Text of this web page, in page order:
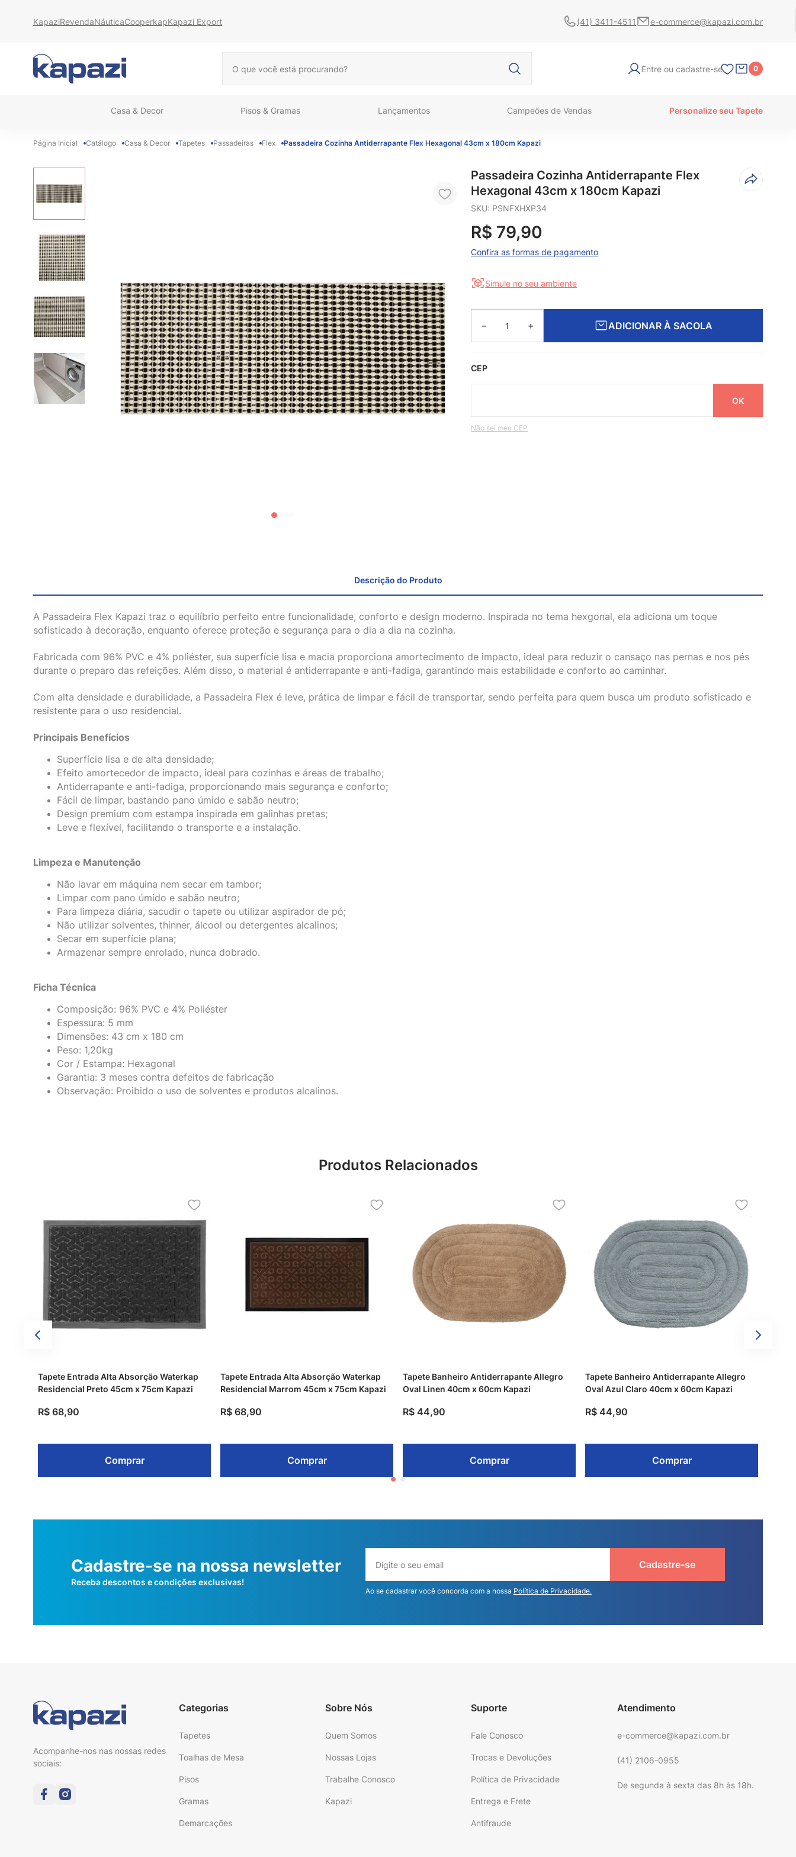
KapaziRevendaNáuticaCooperkapKapazi Export (41) 3411-4511 e-commerce@kapazi.com.br
Entre ou cadastre-se 0
Casa & Decor Pisos & Gramas Lançamentos Campeões de Vendas Personalize seu Tapete
Catálogo Casa & Decor Tapetes Passadeiras Flex Passadeira Cozinha Antiderrapante Flex Hexagonal 43cm x 180cm Kapazi
Passadeira Cozinha Antiderrapante Flex
Hexagonal 43cm x 180cm Kapazi
SKU: PSNFXHXP34
R$ 79,90
Confira as formas de pagamento
Simule no seu ambiente
＋
－ ADICIONAR À SACOLA
CEP
Não sei meu CEP
Descrição do Produto
A Passadeira Flex Kapazi traz o equilíbrio perfeito entre funcionalidade, conforto e design moderno. Inspirada no tema hexgonal, ela adiciona um toque
sofisticado à decoração, enquanto oferece proteção e segurança para o dia a dia na cozinha.
Fabricada com 96% PVC e 4% poliéster, sua superfície lisa e macia proporciona amortecimento de impacto, ideal para reduzir o cansaço nas pernas e nos pés
durante o preparo das refeições. Além disso, o material é antiderrapante e anti-fadiga, garantindo mais estabilidade e conforto ao caminhar.
Com alta densidade e durabilidade, a Passadeira Flex é leve, prática de limpar e fácil de transportar, sendo perfeita para quem busca um produto sofisticado e
resistente para o uso residencial.
Principais Benefícios
Superfície lisa e de alta densidade;
Efeito amortecedor de impacto, ideal para cozinhas e áreas de trabalho;
Antiderrapante e anti-fadiga, proporcionando mais segurança e conforto;
Fácil de limpar, bastando pano úmido e sabão neutro;
Design premium com estampa inspirada em galinhas pretas;
Leve e flexível, facilitando o transporte e a instalação.
Limpeza e Manutenção
Não lavar em máquina nem secar em tambor;
Limpar com pano úmido e sabão neutro;
Para limpeza diária, sacudir o tapete ou utilizar aspirador de pó;
Não utilizar solventes, thinner, álcool ou detergentes alcalinos;
Secar em superfície plana;
Armazenar sempre enrolado, nunca dobrado.
Ficha Técnica
Composição: 96% PVC e 4% Poliéster
Espessura: 5 mm
Dimensões: 43 cm x 180 cm
Peso: 1,20kg
Cor / Estampa: Hexagonal
Garantia: 3 meses contra defeitos de fabricação
Observação: Proibido o uso de solventes e produtos alcalinos.
Produtos Relacionados
Tapete Entrada Alta Absorção Waterkap
Residencial Preto 45cm x 75cm Kapazi
R$ 68,90
Comprar
Tapete Entrada Alta Absorção Waterkap
Residencial Marrom 45cm x 75cm Kapazi
R$ 68,90
Comprar
Tapete Banheiro Antiderrapante Allegro
Oval Linen 40cm x 60cm Kapazi
R$ 44,90
Comprar
Tapete Banheiro Antiderrapante Allegro
Oval Azul Claro 40cm x 60cm Kapazi
R$ 44,90
Comprar
Cadastre-se na nossa newsletter
Receba descontos e condições exclusivas!
Cadastre-se
Ao se cadastrar você concorda com a nossa Política de Privacidade.
Acompanhe-nos nas nossas redes
sociais:
Categorias
Tapetes
Toalhas de Mesa
Pisos
Gramas
Demarcações
Sobre Nós
Quem Somos
Nossas Lojas
Trabalhe Conosco
Kapazi
Suporte
Fale Conosco
Trocas e Devoluções
Política de Privacidade
Entrega e Frete
Antifraude
Atendimento
e-commerce@kapazi.com.br
(41) 2106-0955
De segunda à sexta das 8h às 18h.